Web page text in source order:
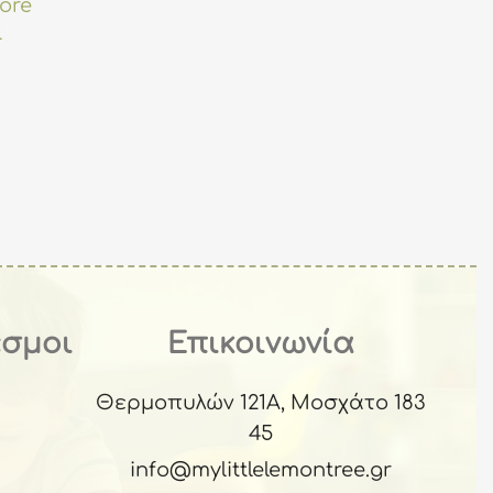
Επικοινωνία
Θερμοπυλών 121Α, Μοσχάτο 183
45
info@mylittlelemontree.gr